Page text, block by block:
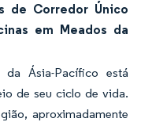
de Corredor Único
em Meados da
Ásia-Pacífico está
de seu ciclo de vida.
aproximadamente